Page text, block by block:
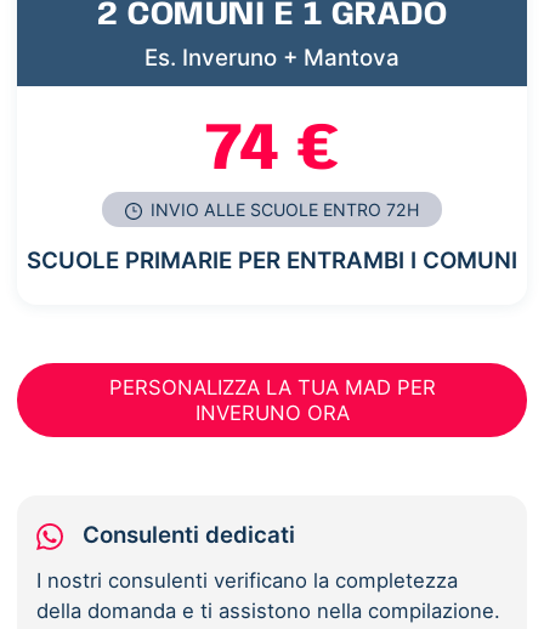
2 COMUNI E 1 GRADO
Es. Inveruno + Mantova
74 €
INVIO ALLE SCUOLE ENTRO 72H
SCUOLE PRIMARIE PER ENTRAMBI I COMUNI
PERSONALIZZA LA TUA MAD PER
INVERUNO ORA
Consulenti dedicati
I nostri consulenti verificano la completezza
della domanda e ti assistono nella compilazione.